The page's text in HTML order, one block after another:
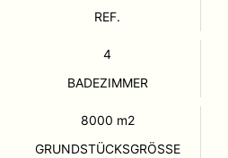
REF.
4
BADEZIMMER
8000 m2
GRUNDSTÜCKSGRÖSSE